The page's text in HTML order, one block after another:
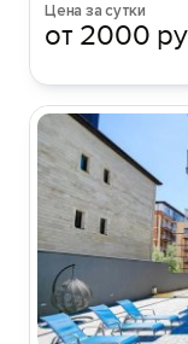
Цена за сутки
от 2000